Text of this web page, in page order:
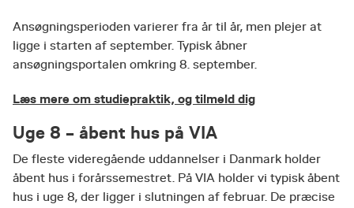
Ansøgningsperioden varierer fra år til år, men plejer at
ligge i starten af september. Typisk åbner
ansøgningsportalen omkring 8. september.
Læs mere om studiepraktik, og tilmeld dig
Uge 8 – åbent hus på VIA
De fleste videregående uddannelser i Danmark holder
åbent hus i forårssemestret. På VIA holder vi typisk åbent
hus i uge 8, der ligger i slutningen af februar. De præcise